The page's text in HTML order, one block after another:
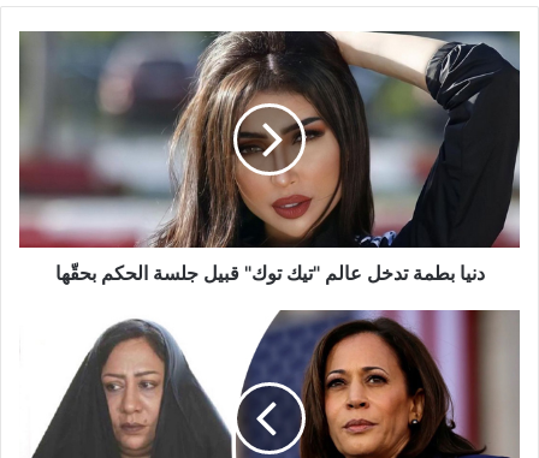
دنيا
بطمة
"تيك
توك"
قبيل
جلسة
الحكم
دنيا بطمة تدخل عالم "تيك توك" قبيل جلسة الحكم بحقّها
الاميركي